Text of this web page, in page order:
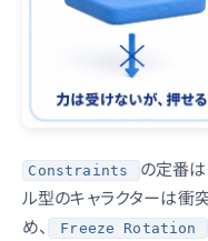
Constraints の定番は
ル型のキャラクターは衝
め、
Freeze Rotation